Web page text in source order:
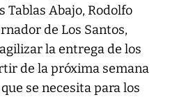
Tablas Abajo, Rodolfo
de Los Santos,
la entrega de los
de la próxima semana
se necesita para los